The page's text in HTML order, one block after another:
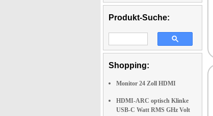
Produkt-Suche:
Shopping:
Monitor 24 Zoll HDMI
HDMI-ARC optisch Klinke
USB-C Watt RMS GHz Volt